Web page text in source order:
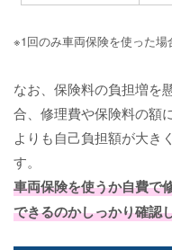
※1回のみ車両保険を使った場
なお、保険料の負担増を
合、修理費や保険料の額
よりも自己負担額が大き
す。
車両保険を使うか自費で
できるのかしっかり確認